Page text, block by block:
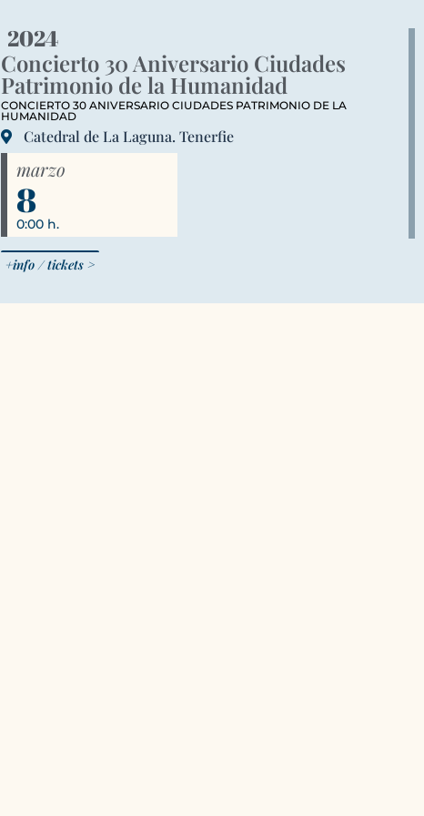
2024
Concierto 30 Aniversario Ciudades
Patrimonio de la Humanidad
CONCIERTO 30 ANIVERSARIO CIUDADES PATRIMONIO DE LA
HUMANIDAD
Catedral de La Laguna. Tenerfie
marzo
8
0:00 h.
+info / tickets >